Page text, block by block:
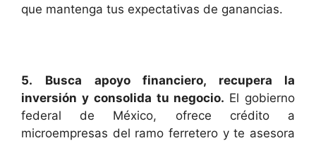
que mantenga tus expectativas de ganancias.
5.
Busca apoyo financiero, recupera la
inversión y consolida tu negocio. El gobierno
federal de México, ofrece crédito a
microempresas del ramo ferretero y te asesora